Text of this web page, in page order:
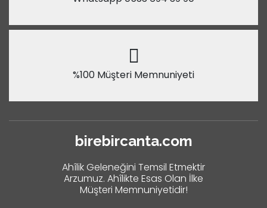
%100 Müşteri Memnuniyeti
birebircanta.com
Ahîlik Geleneğini Temsil Etmektir
Arzumuz. Ahîlikte Esas Olan İlke
Müşteri Memnuniyetidir!